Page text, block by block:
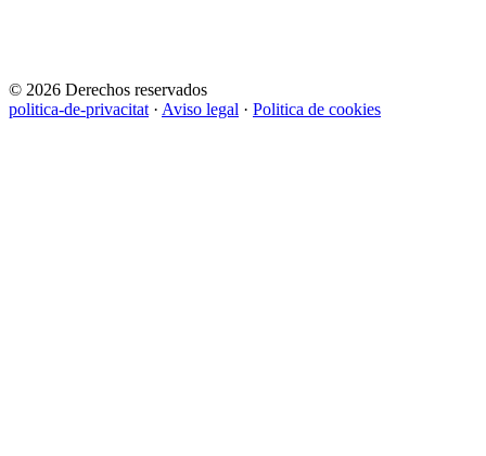
© 2026 Derechos reservados
politica-de-privacitat · Aviso legal · Politica de cookies